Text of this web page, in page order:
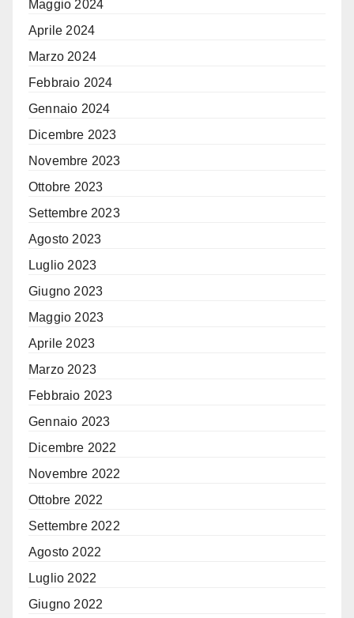
Maggio 2024
Aprile 2024
Marzo 2024
Febbraio 2024
Gennaio 2024
Dicembre 2023
Novembre 2023
Ottobre 2023
Settembre 2023
Agosto 2023
Luglio 2023
Giugno 2023
Maggio 2023
Aprile 2023
Marzo 2023
Febbraio 2023
Gennaio 2023
Dicembre 2022
Novembre 2022
Ottobre 2022
Settembre 2022
Agosto 2022
Luglio 2022
Giugno 2022